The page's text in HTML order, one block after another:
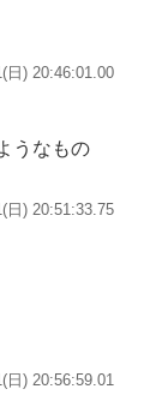
日) 20:46:01.00
うなもの
日) 20:51:33.75
日) 20:56:59.01